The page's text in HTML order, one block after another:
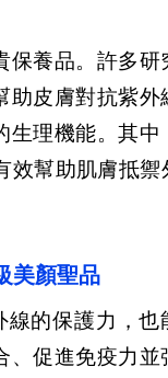
保養品。許多研
皮膚對抗紫外
生理機能。其中
效幫助肌膚抵禦
美顏聖品
的保護力，也
、促進免疫力並